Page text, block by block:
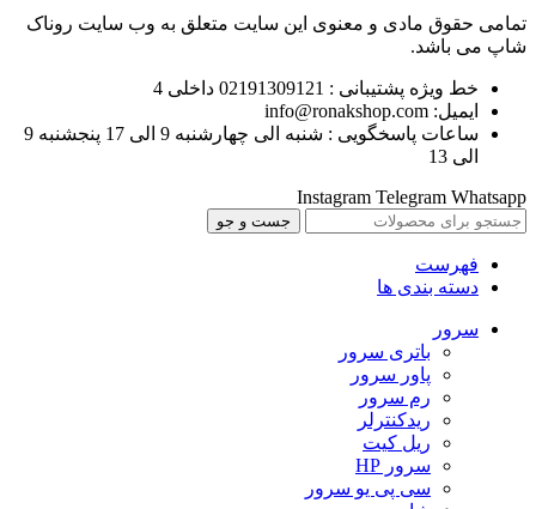
تمامی حقوق مادی و معنوی این سایت متعلق به وب سایت روناک
شاپ می باشد.
خط ویژه پشتیبانی : 02191309121 داخلی 4
ایمیل: info@ronakshop.com
ساعات پاسخگویی : شنبه الی چهارشنبه 9 الی 17 پنجشنبه 9
الی 13
Instagram Telegram Whatsapp
جست و جو
فهرست
دسته بندی ها
سرور
باتری سرور
پاور سرور
رم سرور
ریدکنترلر
ریل کیت
سرور HP
سی پی یو سرور